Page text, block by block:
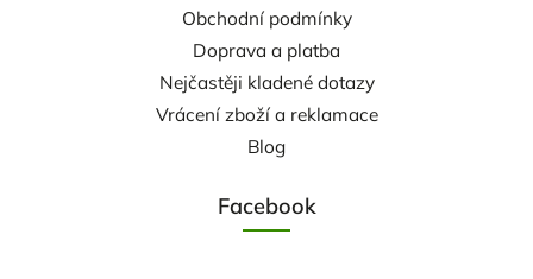
Obchodní podmínky
Doprava a platba
Nejčastěji kladené dotazy
Vrácení zboží a reklamace
Blog
Facebook